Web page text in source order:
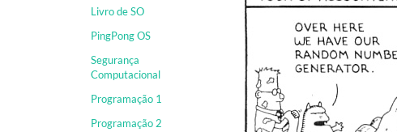
Livro de SO
PingPong OS
Segurança
Computacional
Programação 1
Programação 2